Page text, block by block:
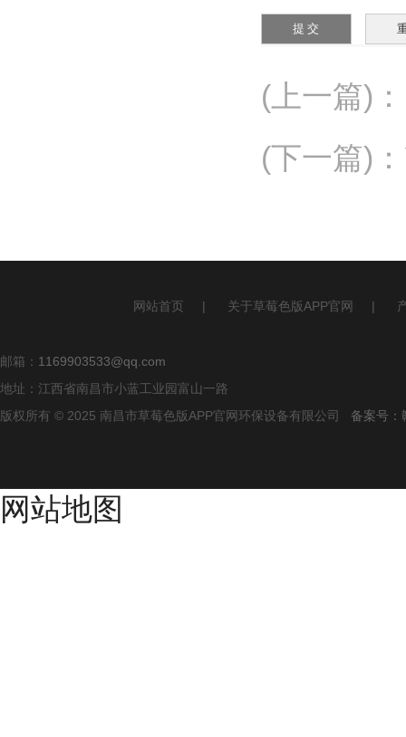
(上一篇) ：
(下一篇) ：
网站首页 | 关于草莓色版APP官网 |
邮箱： 1169903533@qq.com
地址：江西省南昌市小蓝工业园富山一路
版权所有 © 2025 南昌市草莓色版APP官网环保设备有限公司 备案号
网站地图